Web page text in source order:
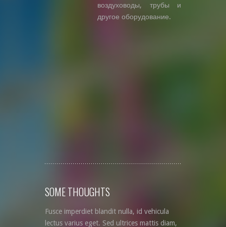
воздуховоды, трубы и
другое оборудование.
SOME THOUGHTS
Fusce imperdiet blandit nulla, id vehicula
lectus varius eget. Sed ultrices mattis diam,